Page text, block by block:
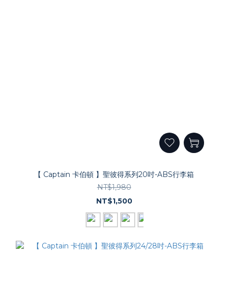
【 Captain 卡伯頓 】聖彼得系列20吋-ABS行李箱
NT$1,980
NT$1,500